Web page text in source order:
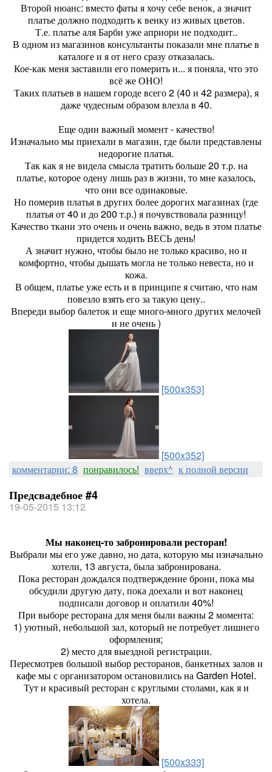
Второй нюанс: вместо фаты я хочу себе венок, а значит
платье должно подходить к венку из живых цветов.
Т.е. платье аля Барби уже априори не подходит..
В одном из магазинов консультанты показали мне платье в
каталоге и я от него сразу отказалась.
Кое-как меня заставили его померить и... я поняла, что это
всё же ОНО!
Таких платьев в нашем городе всего 2 (40 и 42 размера), я
даже чудесным образом влезла в 40.
Еще один важный момент - качество!
Изначально мы приехали в магазин, где были представлены
недорогие платья.
Так как я не видела смысла тратить больше 20 т.р. на
платье, которое одену лишь раз в жизни, то мне казалось,
что они все одинаковые.
Но померив платья в других более дорогих магазинах (где
платья от 40 и до 200 т.р.) я почувствовала разницу!
Качество ткани это очень и очень важно, ведь в этом платье
придется ходить ВЕСЬ день!
А значит нужно, чтобы было не только красиво, но и
комфортно, чтобы дышать могла не только невеста, но и
кожа.
В общем, платье уже есть и в принципе я считаю, что нам
повезло взять его за такую цену..
Впереди выбор балеток и еще много-много других мелочей
и не очень )
[500x353]
[500x352]
комментарии: 8 понравилось! вверх^ к полной версии
Предсвадебное #4
19-05-2015 13:12
Мы наконец-то забронировали ресторан!
Выбрали мы его уже давно, но дата, которую мы изначально
хотели, 13 августа, была забронирована.
Пока ресторан дождался подтверждение брони, пока мы
обсудили другую дату, пока доехали и вот наконец
подписали договор и оплатили 40%!
При выборе ресторана для меня были важны 2 момента:
1) уютный, небольшой зал, который не потребует лишнего
оформления;
2) место для выездной регистрации.
Пересмотрев большой выбор ресторанов, банкетных залов и
кафе мы с организатором остановились на Garden Hotel.
Тут и красивый ресторан с круглыми столами, как я и
хотела.
[500x333]